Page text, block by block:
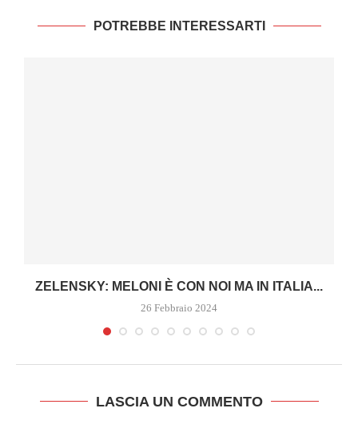
POTREBBE INTERESSARTI
ZELENSKY: MELONI È CON NOI MA IN ITALIA...
26 Febbraio 2024
LASCIA UN COMMENTO